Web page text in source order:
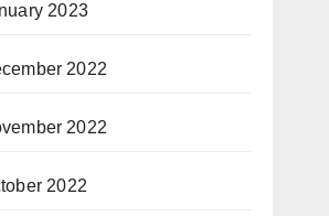
2023
2022
2022
2022